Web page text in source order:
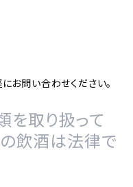
お問い合わせください。
を取り扱って
飲酒は法律で